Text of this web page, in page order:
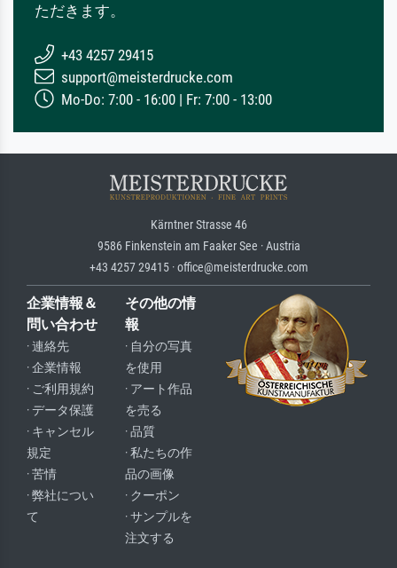
ただきます。
+43 4257 29415
support@meisterdrucke.com
Mo-Do: 7:00 - 16:00 | Fr: 7:00 - 13:00
Kärntner Strasse 46
9586 Finkenstein am Faaker See · Austria
+43 4257 29415 · office@meisterdrucke.com
企業情報＆
問い合わせ
· 連絡先
· 企業情報
· ご利用規約
· データ保護
· キャンセル
規定
· 苦情
· 弊社につい
て
その他の情
報
· 自分の写真
を使用
· アート作品
を売る
· 品質
· 私たちの作
品の画像
· クーポン
· サンプルを
注文する